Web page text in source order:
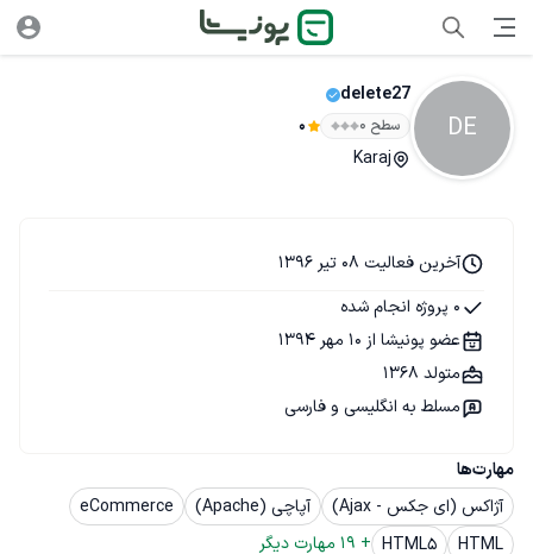
DE
delete27
سطح ۰ 0
Karaj
مهارت‌ها
آژاکس (ای جکس - Ajax)
آپاچی (Apache)
eCommerce
HTML
HTML5
+
19 مهارت دیگر
آخرین فعالیت 08 تیر 1396
0 پروژه انجام شده
عضو پونیشا از 10 مهر 1394
متولد 1368
مسلط به انگلیسی و فارسی